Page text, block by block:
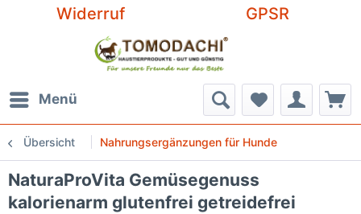
Widerruf GPSR
Menü
Übersicht Nahrungsergänzungen für Hunde
NaturaProVita Gemüsegenuss
kalorienarm glutenfrei getreidefrei